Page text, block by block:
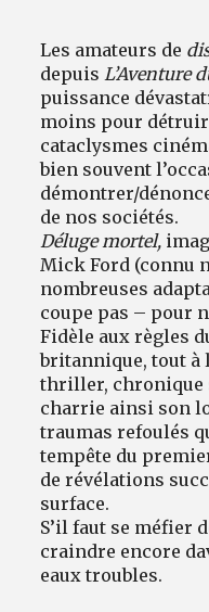
Les amateurs de
depuis L’Aventure
puissance
moins pour
cataclysmes
bien souvent
démontrer/
de nos sociétés.
Déluge mortel,
Mick Ford (connu
nombreuses
coupe pas – pour
Fidèle aux règles
britannique, tout à
thriller, chronique
charrie ainsi son
traumas refoulés
tempête du
de révélations
surface.
S’il faut se méfier
craindre encore
eaux troubles.